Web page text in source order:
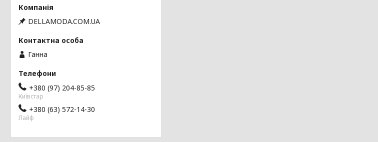
DELLAMODA.COM.UA
Ганна
+380 (97) 204-85-85
Київстар
+380 (63) 572-14-30
Лайф